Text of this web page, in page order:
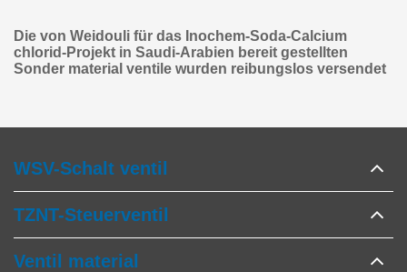
Die von Weidouli für das Inochem-Soda-Calcium
chlorid-Projekt in Saudi-Arabien bereit gestellten
Sonder material ventile wurden reibungslos versendet
WSV-Schalt ventil
TZNT-Steuerventil
Ventil material